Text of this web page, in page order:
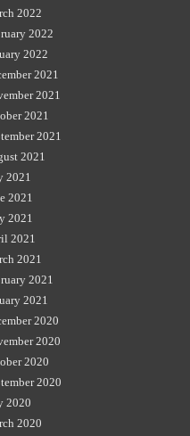
2022
2022
2022
2021
2021
2021
2021
2021
2021
2021
2021
2021
2021
2021
2021
2020
2020
2020
2020
2020
2020